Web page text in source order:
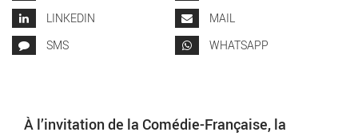
LINKEDIN
MAIL
SMS
WHATSAPP
À l’invitation de la Comédie-Française, la